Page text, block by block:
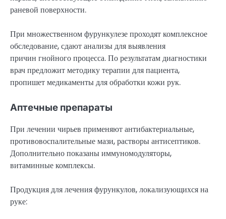
раневой поверхности.
При множественном фурункулезе проходят комплексное
обследование, сдают анализы для выявления
причин гнойного процесса. По результатам диагностики
врач предложит методику терапии для пациента,
пропишет медикаменты для обработки кожи рук.
Аптечные препараты
При лечении чирьев применяют антибактериальные,
противовоспалительные мази, растворы антисептиков.
Дополнительно показаны иммуномодуляторы,
витаминные комплексы.
Продукция для лечения фурункулов, локализующихся на
руке: